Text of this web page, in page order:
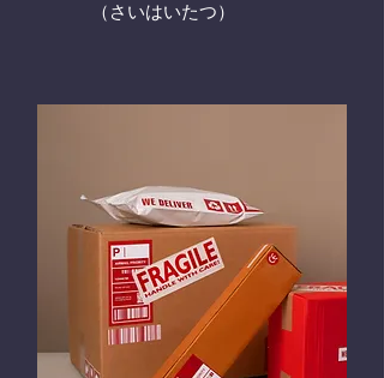
​（さいはいたつ）